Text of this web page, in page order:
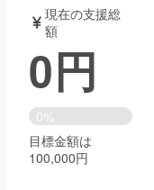
音楽
ゲーム・サ
書籍・雑誌
チャレンジ
現在の支援総
額
0円
0%
目標金額は
100,000円